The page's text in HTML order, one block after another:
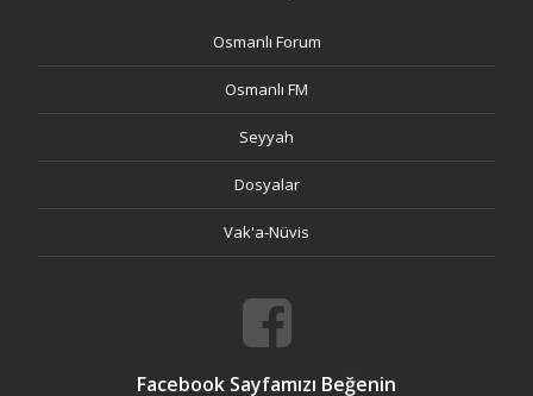
Osmanlı Forum
Osmanlı FM
Seyyah
Dosyalar
Vak'a-Nüvis
Facebook Sayfamızı Beğenin